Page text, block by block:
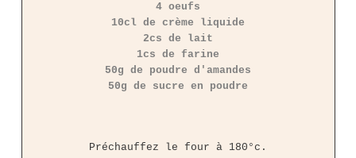
4 oeufs
10cl de crème liquide
2cs de lait
1cs de farine
50g de poudre d'amandes
50g de sucre en poudre
Préchauffez le four à 180°c.